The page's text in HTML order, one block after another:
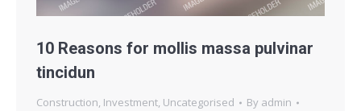
10 Reasons for mollis massa pulvinar
tincidun
Construction, Investment, Uncategorised By admin